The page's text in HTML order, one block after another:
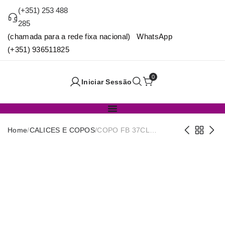
(+351) 253 488
285
(chamada para a rede fixa nacional) WhatsApp
(+351) 936511825
Iniciar Sessão
0
Home/CALICES E COPOS/COPO FB 37CL